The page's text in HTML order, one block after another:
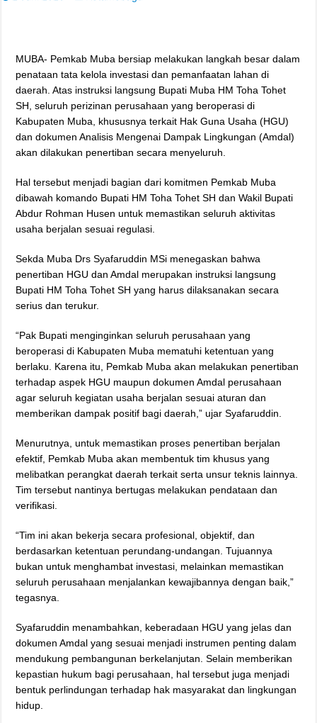
MUBA- Pemkab Muba bersiap melakukan langkah besar dalam
penataan tata kelola investasi dan pemanfaatan lahan di
daerah. Atas instruksi langsung Bupati Muba HM Toha Tohet
SH, seluruh perizinan perusahaan yang beroperasi di
Kabupaten Muba, khususnya terkait Hak Guna Usaha (HGU)
dan dokumen Analisis Mengenai Dampak Lingkungan (Amdal)
akan dilakukan penertiban secara menyeluruh.
Hal tersebut menjadi bagian dari komitmen Pemkab Muba
dibawah komando Bupati HM Toha Tohet SH dan Wakil Bupati
Abdur Rohman Husen untuk memastikan seluruh aktivitas
usaha berjalan sesuai regulasi.
Sekda Muba Drs Syafaruddin MSi menegaskan bahwa
penertiban HGU dan Amdal merupakan instruksi langsung
Bupati HM Toha Tohet SH yang harus dilaksanakan secara
serius dan terukur.
“Pak Bupati menginginkan seluruh perusahaan yang
beroperasi di Kabupaten Muba mematuhi ketentuan yang
berlaku. Karena itu, Pemkab Muba akan melakukan penertiban
terhadap aspek HGU maupun dokumen Amdal perusahaan
agar seluruh kegiatan usaha berjalan sesuai aturan dan
memberikan dampak positif bagi daerah,” ujar Syafaruddin.
Menurutnya, untuk memastikan proses penertiban berjalan
efektif, Pemkab Muba akan membentuk tim khusus yang
melibatkan perangkat daerah terkait serta unsur teknis lainnya.
Tim tersebut nantinya bertugas melakukan pendataan dan
verifikasi.
“Tim ini akan bekerja secara profesional, objektif, dan
berdasarkan ketentuan perundang-undangan. Tujuannya
bukan untuk menghambat investasi, melainkan memastikan
seluruh perusahaan menjalankan kewajibannya dengan baik,”
tegasnya.
Syafaruddin menambahkan, keberadaan HGU yang jelas dan
dokumen Amdal yang sesuai menjadi instrumen penting dalam
mendukung pembangunan berkelanjutan. Selain memberikan
kepastian hukum bagi perusahaan, hal tersebut juga menjadi
bentuk perlindungan terhadap hak masyarakat dan lingkungan
hidup.